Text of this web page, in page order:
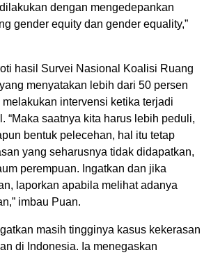
dengan mengedepankan
gender equity dan gender equality,”
hasil Survei Nasional Koalisi Ruang
menyatakan lebih dari 50 persen
intervensi ketika terjadi
“Maka saatnya kita harus lebih peduli,
bentuk pelecehan, hal itu tetap
yang seharusnya tidak didapatkan,
perempuan. Ingatkan dan jika
laporkan apabila melihat adanya
imbau Puan.
masih tingginya kasus kekerasan
di Indonesia. Ia menegaskan